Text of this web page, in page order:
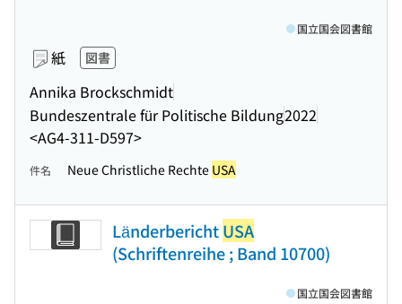
紙 図書
Annika Brockschmidt
Bundeszentrale für Politische Bildung2022
<AG4-311-D597>
国立国会図書館
件名 Neue Christliche Rechte USA
LänderberichtUSA
(Schriftenreihe ; Band 10700)
国立国会図書館